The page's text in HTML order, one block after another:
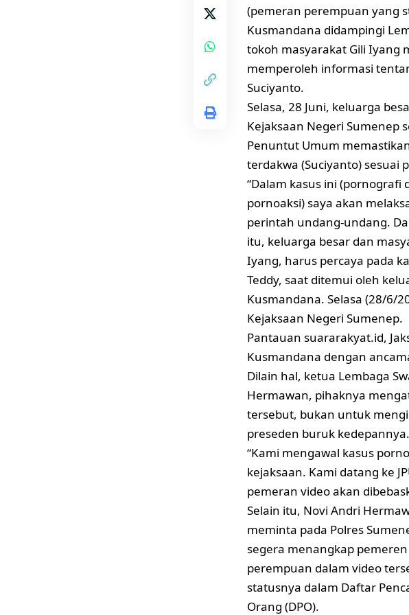
(pemeran perempuan yang
Kusmandana didampingi
tokoh masyarakat Gili Iyang
memperoleh informasi
Suciyanto.
Selasa, 28 Juni, keluarga
Kejaksaan Negeri Sumenep
Penuntut Umum
terdakwa (Suciyanto) sesuai
“Dalam kasus ini (pornografi
pornoaksi) saya akan
perintah undang-undang.
itu, keluarga besar dan
Iyang, harus percaya pada
Teddy, saat ditemui oleh
Kusmandana. Selasa (28/6/
Kejaksaan Negeri Sumenep.
Pantauan suararakyat.id,
Kusmandana dengan
Dilain hal, ketua Lembaga
Hermawan, pihaknya
tersebut, bukan untuk
preseden buruk kedepannya.
“Kami mengawal kasus
kejaksaan. Kami datang ke
pemeran video akan
Selain itu, Novi Andri
meminta pada Polres
segera menangkap pemeren
perempuan dalam video
statusnya dalam Daftar
Orang (DPO).